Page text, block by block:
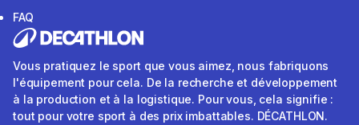
FAQ
Vous pratiquez le sport que vous aimez, nous fabriquons
l'équipement pour cela. De la recherche et développement
à la production et à la logistique. Pour vous, cela signifie :
tout pour votre sport à des prix imbattables. DÉCATHLON.